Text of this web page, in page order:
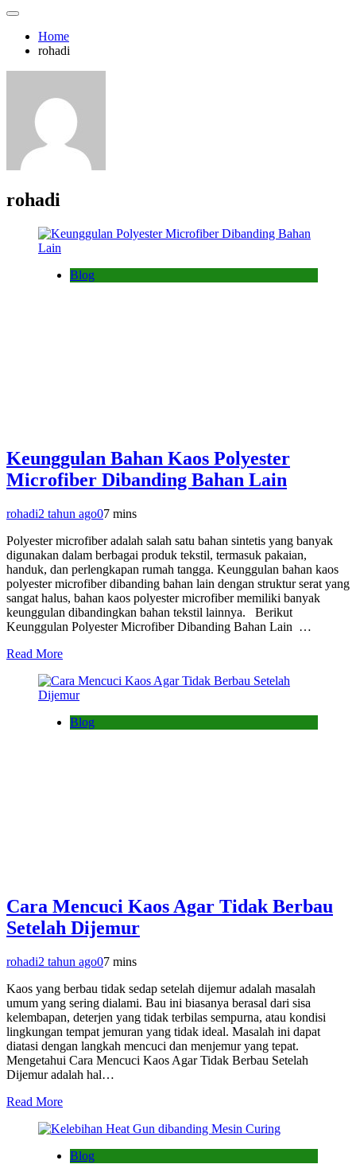
Home
rohadi
rohadi
Blog
Keunggulan Bahan Kaos Polyester
Microfiber Dibanding Bahan Lain
rohadi2 tahun ago07 mins
Polyester microfiber adalah salah satu bahan sintetis yang banyak
digunakan dalam berbagai produk tekstil, termasuk pakaian,
handuk, dan perlengkapan rumah tangga. Keunggulan bahan kaos
polyester microfiber dibanding bahan lain dengan struktur serat yang
sangat halus, bahan kaos polyester microfiber memiliki banyak
keunggulan dibandingkan bahan tekstil lainnya. Berikut
Keunggulan Polyester Microfiber Dibanding Bahan Lain …
Read More
Blog
Cara Mencuci Kaos Agar Tidak Berbau
Setelah Dijemur
rohadi2 tahun ago07 mins
Kaos yang berbau tidak sedap setelah dijemur adalah masalah
umum yang sering dialami. Bau ini biasanya berasal dari sisa
kelembapan, deterjen yang tidak terbilas sempurna, atau kondisi
lingkungan tempat jemuran yang tidak ideal. Masalah ini dapat
diatasi dengan langkah mencuci dan menjemur yang tepat.
Mengetahui Cara Mencuci Kaos Agar Tidak Berbau Setelah
Dijemur adalah hal…
Read More
Blog